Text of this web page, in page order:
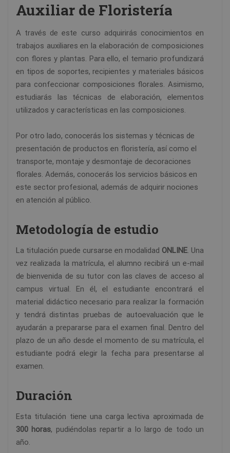
Auxiliar de Floristería
A través de este curso adquirirás conocimientos en
trabajos auxiliares en la elaboración de composiciones
con flores y plantas. Para ello, el temario profundizará
en tipos de soportes, recipientes y materiales básicos
para confeccionar composiciones florales. Asimismo,
estudiarás las técnicas de elaboración, elementos
utilizados y características en las composiciones.
Por otro lado, conocerás los sistemas y técnicas de
presentación de productos en floristería, así como el
transporte, montaje y desmontaje de decoraciones
florales. Además, conocerás los servicios básicos en
este sector profesional, además de adquirir nociones
en atención al público.
Metodología de estudio
La titulación puede cursarse en modalidad ONLINE. Una
vez realizada la matrícula, el alumno recibirá un e-mail
de bienvenida de su tutor con las claves de acceso al
campus virtual. En él, el estudiante encontrará el
material didáctico necesario para realizar la formación
y tendrá distintas pruebas de autoevaluación que le
ayudarán a prepararse para el examen final. Dentro del
plazo de un año desde el momento de su matrícula, el
estudiante podrá elegir la fecha para presentarse al
examen.
Duración
Esta titulación tiene una carga lectiva aproximada de
300 horas, pudiéndolas repartir a lo largo de todo un
año.